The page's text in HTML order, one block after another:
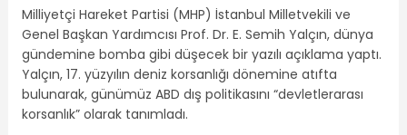
Milliyetçi Hareket Partisi (MHP) İstanbul Milletvekili ve
Genel Başkan Yardımcısı Prof. Dr. E. Semih Yalçın, dünya
gündemine bomba gibi düşecek bir yazılı açıklama yaptı.
Yalçın, 17. yüzyılın deniz korsanlığı dönemine atıfta
bulunarak, günümüz ABD dış politikasını “devletlerarası
korsanlık” olarak tanımladı.